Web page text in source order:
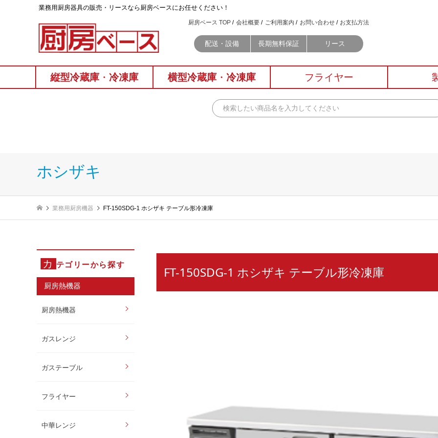
業務⽤厨房器具の販売・リースなら厨房ベースにお任せください！
厨房ベース TOP 会社概要 ご利用案内 お問い合わせ お支払方法
配送・設備 長期無料保証 リース
縦型冷蔵庫 ・ 冷凍庫 横型冷蔵庫 ・ 冷凍庫 フライヤー
ホシザキ
業務用厨房機器 FT-150SDG-1 ホシザキ テーブル形冷凍庫
カ テゴリーから探す
厨房熱機器
厨房熱機器
ガスレンジ
ガステーブル
フライヤー
中華レンジ
FT-150SDG-1 ホシザキ テーブル形冷凍庫